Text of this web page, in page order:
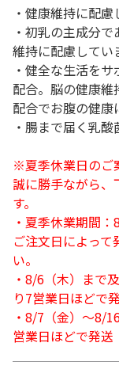
・健康維持に配
・初乳の主成分
維持に配慮してい
・健全な生活を
配合。脳の健康
配合でお腹の健康
・腸まで届く乳
※夏季休業日の
誠に勝手ながら、
す。
・夏季休業期間
ご注文日によっ
い。
・8/6（木）まで
り7営業日ほどで
・8/7（金）～8/
営業日ほどで発送